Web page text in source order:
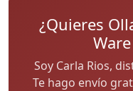
¿Quieres
Soy Carla Rios,
Te hago envío